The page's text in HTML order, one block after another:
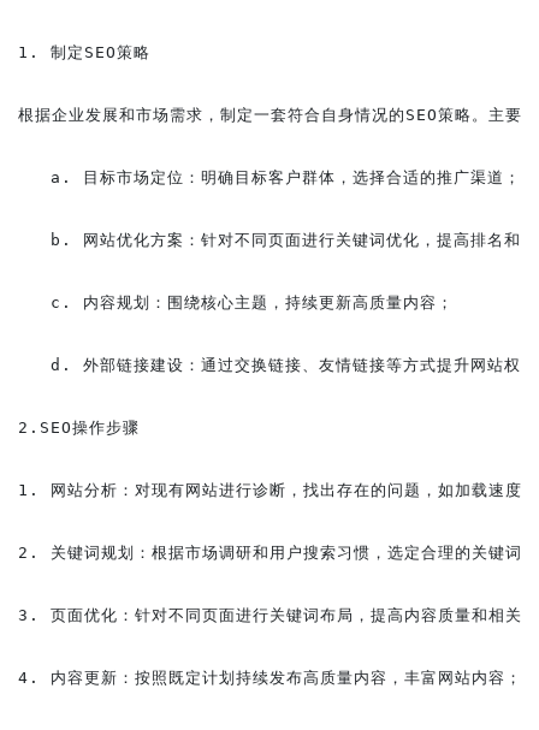
1. 制定SEO策略
根据企业发展和市场需求，制定一套符合自身情况的SEO策略。主要
   a. 目标市场定位：明确目标客户群体，选择合适的推广渠道；
b. 网站优化方案：针对不同页面进行关键词优化，提高排名和
   c. 内容规划：围绕核心主题，持续更新高质量内容；
d. 外部链接建设：通过交换链接、友情链接等方式提升网站权
2.SEO操作步骤
1. 网站分析：对现有网站进行诊断，找出存在的问题，如加载速度
2. 关键词规划：根据市场调研和用户搜索习惯，选定合理的关键词
3. 页面优化：针对不同页面进行关键词布局，提高内容质量和相关
4. 内容更新：按照既定计划持续发布高质量内容，丰富网站内容；